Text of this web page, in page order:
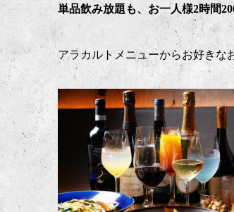
単品飲み放題も、お一人様2時間
アラカルトメニューからお好きな